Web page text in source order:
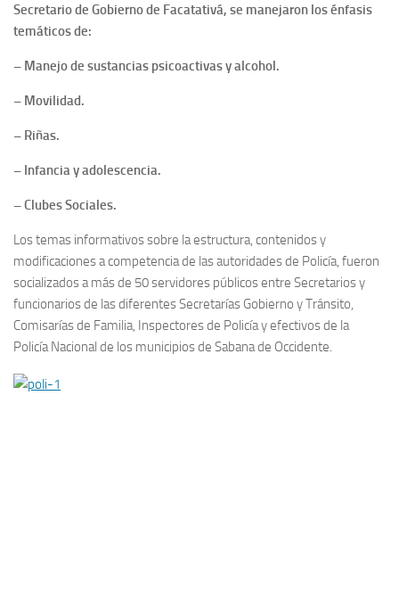
Secretario de Gobierno de Facatativá, se manejaron los énfasis
temáticos de:
– Manejo de sustancias psicoactivas y alcohol.
– Movilidad.
– Riñas.
– Infancia y adolescencia.
– Clubes Sociales.
Los temas informativos sobre la estructura, contenidos y
modificaciones a competencia de las autoridades de Policía, fueron
socializados a más de 50 servidores públicos entre Secretarios y
funcionarios de las diferentes Secretarías Gobierno y Tránsito,
Comisarías de Familia, Inspectores de Policía y efectivos de la
Policía Nacional de los municipios de Sabana de Occidente.